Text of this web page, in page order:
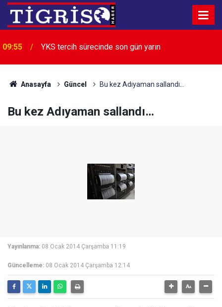
09:55 YKS tercih sürecinde son gün yarın
Anasayfa Güncel Bu kez Adıyaman sallandı…
Bu kez Adıyaman sallandı…
Yayınlanma: 08 Ocak 2014 Çarşamba 11:19
Güncelleme: 08 Ocak 2014 Çarşamba 12:14